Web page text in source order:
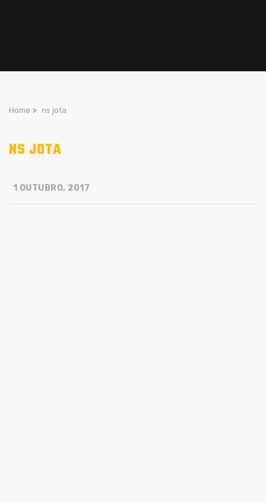
Home > ns jota
NS JOTA
1 OUTUBRO, 2017